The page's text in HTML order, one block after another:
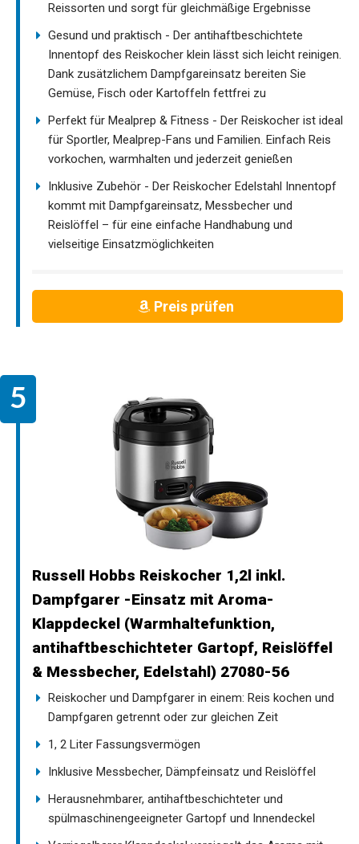
Reissorten und sorgt für gleichmäßige Ergebnisse
Gesund und praktisch - Der antihaftbeschichtete
Innentopf des Reiskocher klein lässt sich leicht reinigen.
Dank zusätzlichem Dampfgareinsatz bereiten Sie
Gemüse, Fisch oder Kartoffeln fettfrei zu
Perfekt für Mealprep & Fitness - Der Reiskocher ist ideal
für Sportler, Mealprep-Fans und Familien. Einfach Reis
vorkochen, warmhalten und jederzeit genießen
Inklusive Zubehör - Der Reiskocher Edelstahl Innentopf
kommt mit Dampfgareinsatz, Messbecher und
Reislöffel – für eine einfache Handhabung und
vielseitige Einsatzmöglichkeiten
Preis prüfen
Russell Hobbs Reiskocher 1,2l inkl.
Dampfgarer -Einsatz mit Aroma-
Klappdeckel (Warmhaltefunktion,
antihaftbeschichteter Gartopf, Reislöffel
& Messbecher, Edelstahl) 27080-56
Reiskocher und Dampfgarer in einem: Reis kochen und
Dampfgaren getrennt oder zur gleichen Zeit
1, 2 Liter Fassungsvermögen
Inklusive Messbecher, Dämpfeinsatz und Reislöffel
Herausnehmbarer, antihaftbeschichteter und
spülmaschinengeeigneter Gartopf und Innendeckel